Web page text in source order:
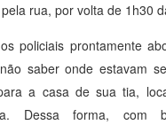
rua, por volta de 1h30
policiais prontamente
saber onde estavam
a casa de sua tia,
Dessa forma, com